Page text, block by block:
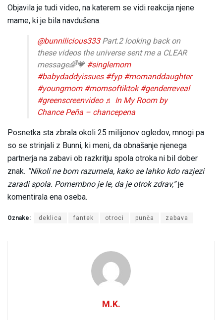
Objavila je tudi video, na katerem se vidi reakcija njene
mame, ki je bila navdušena.
@bunnilicious333Part.2 looking back on
these videos the universe sent me a CLEAR
message🌈💗 #singlemom
#babydaddyissues #fyp #momanddaughter
#youngmom #momsoftiktok #genderreveal
#greenscreenvideo ♬ In My Room by
Chance Peña – chancepena
Posnetka sta zbrala okoli 25 milijonov ogledov, mnogi pa
so se strinjali z Bunni, ki meni, da obnašanje njenega
partnerja na zabavi ob razkritju spola otroka ni bil dober
znak. “Nikoli ne bom razumela, kako se lahko kdo razjezi
zaradi spola. Pomembno je le, da je otrok zdrav,”je
komentirala ena oseba.
Oznake: deklica fantek otroci punča zabava
M.K.